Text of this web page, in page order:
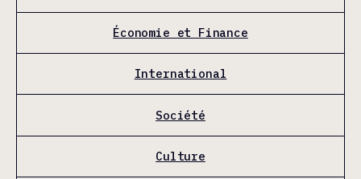
Économie et Finance
International
Société
Culture